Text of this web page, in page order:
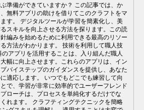
準備ができていますか？ この記事では、か
無料アプリの助けを借りてこのクラフトをマ
す。 デジタルツールが学習を簡素化し、美
スキルを向上させる方法を探ります。この読
編みを始めるために利用できる最高のリソー
方法がわかります。 技術を利用して職人技
アプリを活用することは、入り組んだ職人
幅に向上させます。これらのアプリは、イン
バイステップのガイダンスを提供し、あなた
適応します。 いつでもどこでも練習して向
で、学習が非常に効率的でユーザーフレンド
ローチは、プロセスを単純化するだけでな
れます。 クラフティングテクニックを簡略